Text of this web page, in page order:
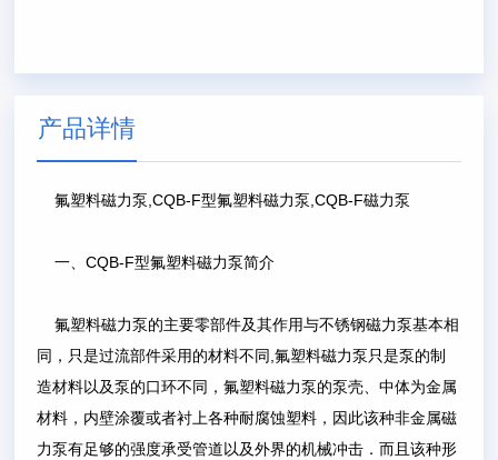
产品详情
氟塑料磁力泵,CQB-F型氟塑料磁力泵,CQB-F磁力泵
一、CQB-F型氟塑料磁力泵简介
氟塑料磁力泵的主要零部件及其作用与不锈钢磁力泵基本相
同，只是过流部件采用的材料不同,氟塑料磁力泵只是泵的制
造材料以及泵的口环不同，氟塑料磁力泵的泵壳、中体为金属
材料，内壁涂覆或者衬上各种耐腐蚀塑料，因此该种非金属磁
力泵有足够的强度承受管道以及外界的机械冲击．而且该种形